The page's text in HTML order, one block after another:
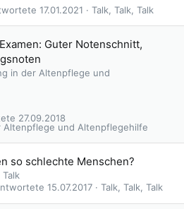
Talk, Talk, Talk
17.01.2021
Guter Notenschnitt,
in der Altenpflege und
Altenpflege und Altenpflegehilfe
27.09.2018
so schlechte Menschen?
Talk, Talk, Talk
15.07.2017